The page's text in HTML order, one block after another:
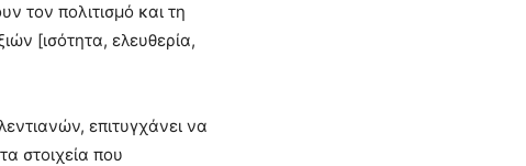
τον πολιτισμό και τη
[ισότητα, ελευθερία,
επιτυγχάνει να
στοιχεία που